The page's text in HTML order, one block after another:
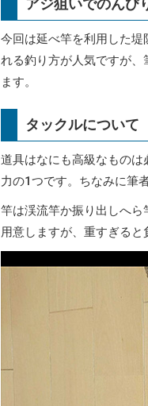
今回は延べ竿を利用した
れる釣り方が人気ですが
ます。
タックルについて
道具はなにも高級なもの
力の1つです。ちなみに筆
竿は渓流竿か振り出しへ
用意しますが、重すぎる